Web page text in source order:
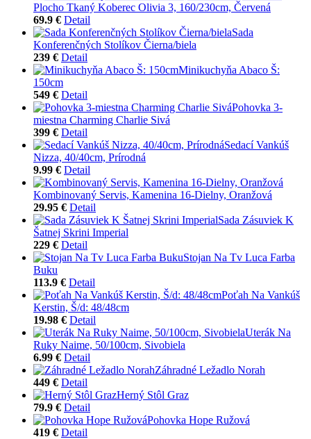
Plocho Tkaný Koberec Olivia 3, 160/230cm, Červená
69.9 € Detail
Sada
Konferenčných Stolíkov Čierna/biela
239 € Detail
Minikuchyňa Abaco Š:
150cm
549 € Detail
Pohovka 3-
miestna Charming Charlie Sivá
399 € Detail
Sedací Vankúš
Nizza, 40/40cm, Prírodná
9.99 € Detail
Kombinovaný Servis, Kamenina 16-Dielny, Oranžová
29.95 € Detail
Sada Zásuviek K
Šatnej Skrini Imperial
229 € Detail
Stojan Na Tv Luca Farba
Buku
113.9 € Detail
Poťah Na Vankúš
Kerstin, Š/d: 48/48cm
19.98 € Detail
Uterák Na
Ruky Naime, 50/100cm, Sivobiela
6.99 € Detail
Záhradné Ležadlo Norah
449 € Detail
Herný Stôl Graz
79.9 € Detail
Pohovka Hope Ružová
419 € Detail